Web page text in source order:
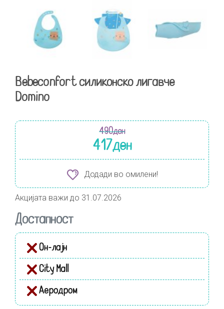
Bebeconfort силиконско лигавче
Domino
490ден
417ден
Додади во омилени!
Акцијата важи до 31.07.2026
Достапност
Он-лајн
City Mall
Аеродром